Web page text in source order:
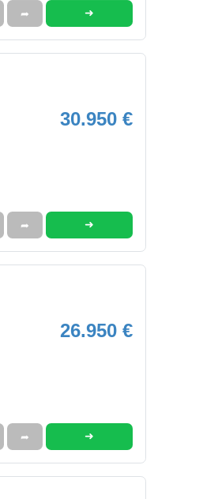
➦ ➜
30.950 €
➦ ➜
26.950 €
➦ ➜